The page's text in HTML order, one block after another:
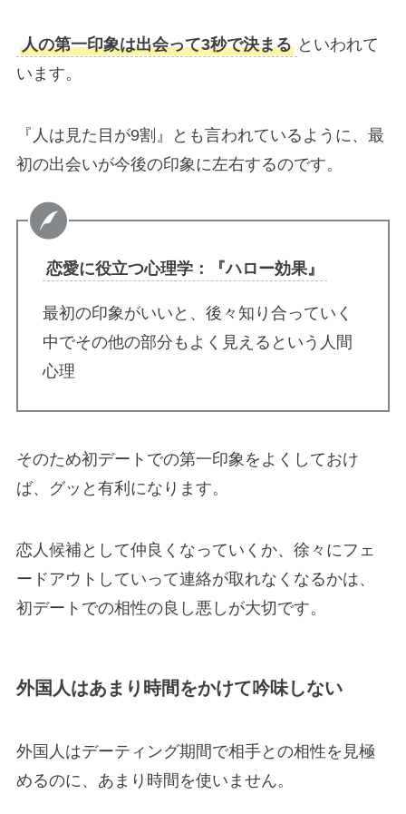
人の第一印象は出会って3秒で決まる といわれて
います。
『人は見た目が9割』とも言われているように、最
初の出会いが今後の印象に左右するのです。
恋愛に役立つ心理学：『ハロー効果』
最初の印象がいいと、後々知り合っていく
中でその他の部分もよく見えるという人間
心理
そのため初デートでの第一印象をよくしておけ
ば、グッと有利になります。
恋人候補として仲良くなっていくか、徐々にフェ
ードアウトしていって連絡が取れなくなるかは、
初デートでの相性の良し悪しが大切です。
外国人はあまり時間をかけて吟味しない
外国人はデーティング期間で相手との相性を見極
めるのに、あまり時間を使いません。